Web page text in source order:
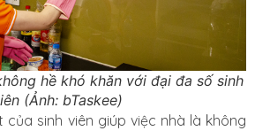
hề khó khăn với đại đa số sinh
(Ảnh: bTaskee)
sinh viên giúp việc nhà là không